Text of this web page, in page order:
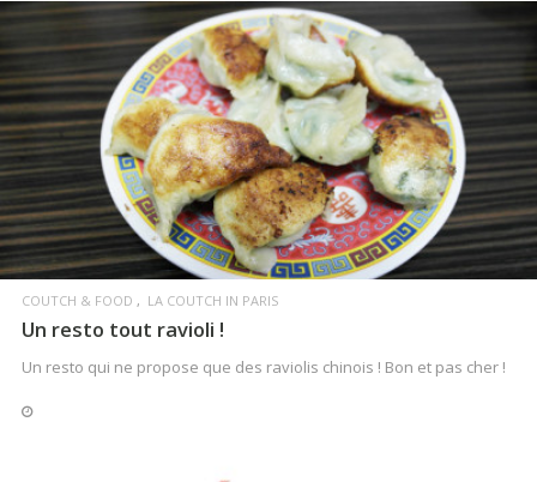
LIRE LA SUITE
COUTCH & FOOD LA COUTCH IN PARIS
Un resto tout ravioli !
Un resto qui ne propose que des raviolis chinois ! Bon et pas cher !